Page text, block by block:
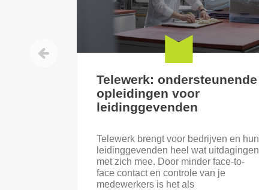
Telewerk: ondersteunende
opleidingen voor
leidinggevenden
Telewerk brengt voor bedrijven en hun
leidinggevenden heel wat uitdagingen
met zich mee. Door minder face-to-
face contact en controle van je
medewerkers is het als